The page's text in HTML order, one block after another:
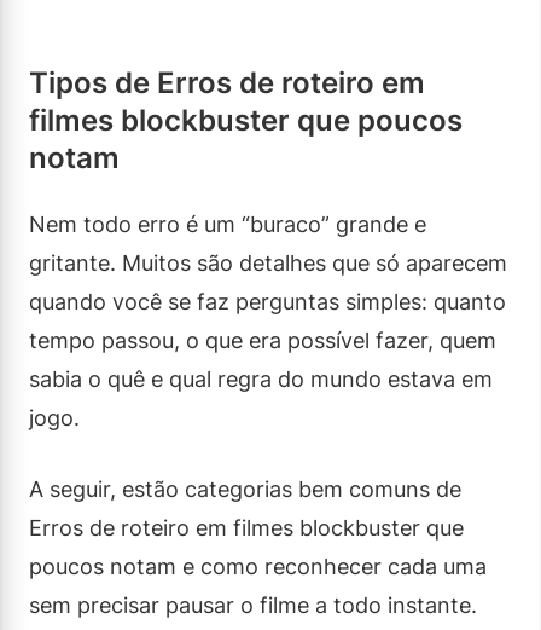
Tipos de Erros de roteiro em
filmes blockbuster que poucos
notam
Nem todo erro é um “buraco” grande e
gritante. Muitos são detalhes que só aparecem
quando você se faz perguntas simples: quanto
tempo passou, o que era possível fazer, quem
sabia o quê e qual regra do mundo estava em
jogo.
A seguir, estão categorias bem comuns de
Erros de roteiro em filmes blockbuster que
poucos notam e como reconhecer cada uma
sem precisar pausar o filme a todo instante.